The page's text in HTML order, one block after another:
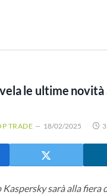
le ultime
TRADE 18/02/2025
Kaspersky sarà alla fiera